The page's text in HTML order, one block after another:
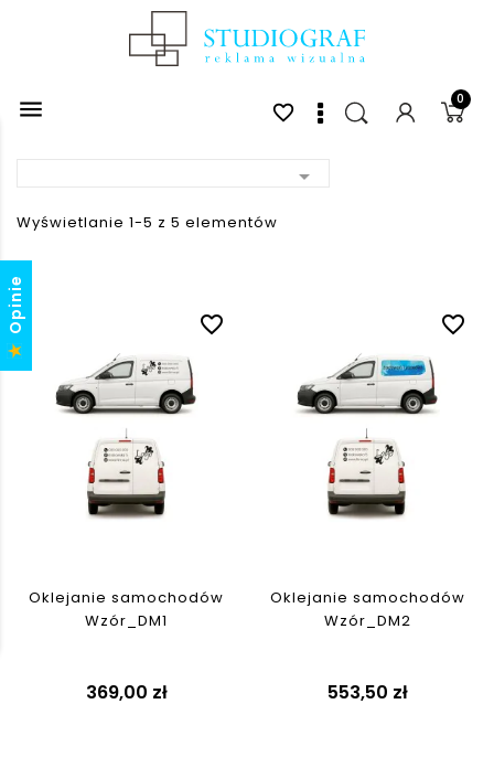
 0
favorite_border

Wyświetlanie 1-5 z 5 elementów
favorite_border
Oklejanie samochodów
Wzór_DM1
369,00 zł
favorite_border
Oklejanie samochodów
Wzór_DM2
553,50 zł
Opinie